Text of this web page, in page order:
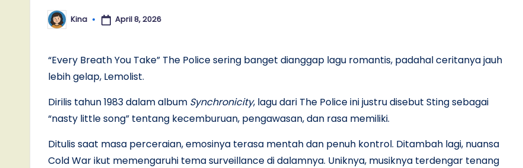
Posted
by
Kina April 8, 2026
“Every Breath You Take” The Police sering banget dianggap lagu romantis, padahal ceritanya jauh
lebih gelap, Lemolist.
Dirilis tahun 1983 dalam album Synchronicity, lagu dari The Police ini justru disebut Sting sebagai
“nasty little song” tentang kecemburuan, pengawasan, dan rasa memiliki.
Ditulis saat masa perceraian, emosinya terasa mentah dan penuh kontrol. Ditambah lagi, nuansa
Cold War ikut memengaruhi tema surveillance di dalamnya. Uniknya, musiknya terdengar tenang